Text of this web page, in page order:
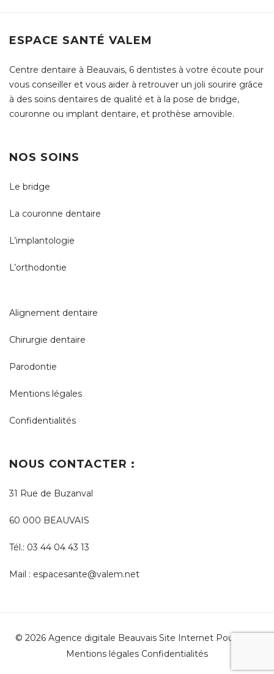
ESPACE SANTÉ VALEM
Centre dentaire à Beauvais, 6 dentistes à votre écoute pour
vous conseiller et vous aider à retrouver un joli sourire grâce
à des soins dentaires de qualité et à la pose de bridge,
couronne ou implant dentaire, et prothèse amovible.
NOS SOINS
Le bridge
La couronne dentaire
L’implantologie
L’orthodontie
Alignement dentaire
Chirurgie dentaire
Parodontie
Mentions légales
Confidentialités
NOUS CONTACTER :
31 Rue de Buzanval
60 000 BEAUVAIS
Tél.: 03 44 04 43 13
Mail : espacesante@valem.net
© 2026 Agence digitale Beauvais Site Internet Pour Tous
Mentions légales Confidentialités